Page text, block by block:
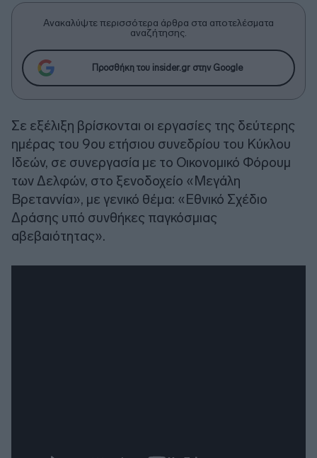
Ανακαλύψτε περισσότερα άρθρα στα αποτελέσματα
αναζήτησης.
Προσθήκη του insider.gr στην Google
Σε εξέλιξη βρίσκονται οι εργασίες της δεύτερης
ημέρας του 9ου ετήσιου συνεδρίου του Κύκλου
Ιδεών, σε συνεργασία με το Οικονομικό Φόρουμ
των Δελφών, στο ξενοδοχείο «Μεγάλη
Βρεταννία», με γενικό θέμα: «Εθνικό Σχέδιο
Δράσης υπό συνθήκες παγκόσμιας
αβεβαιότητας».